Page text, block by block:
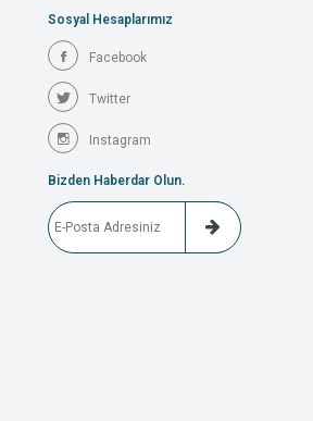
Sosyal Hesaplarımız
Facebook
Twitter
Instagram
Bizden Haberdar Olun.